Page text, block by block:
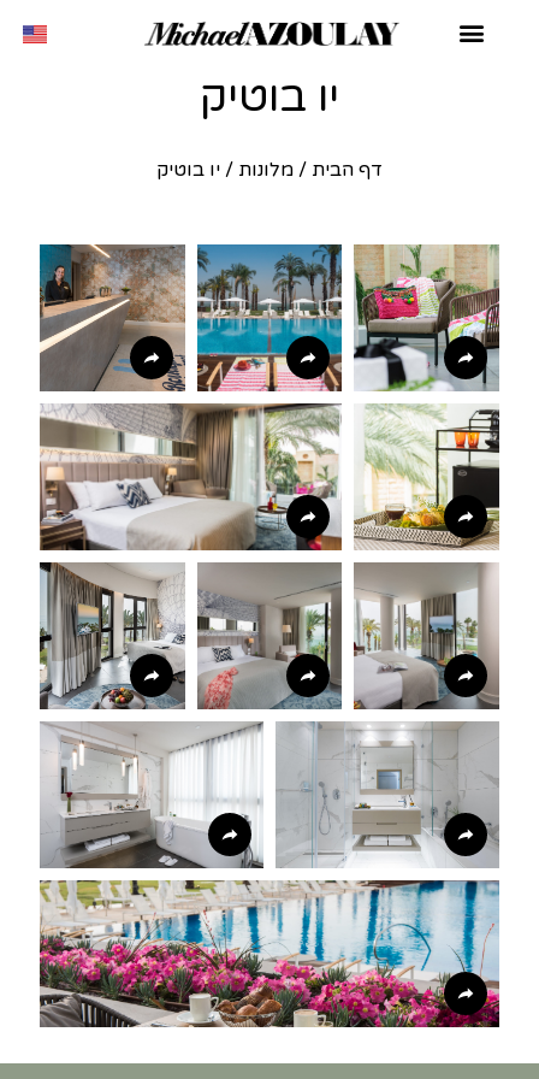
יו בוטיק
דף הבית / מלונות / יו בוטיק